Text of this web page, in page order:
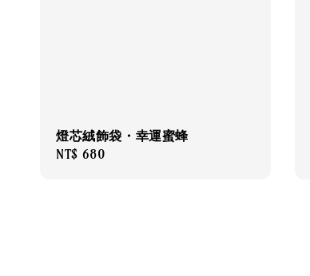
燈芯絨飾袋・幸運蜜蜂
Regular
NT$ 680